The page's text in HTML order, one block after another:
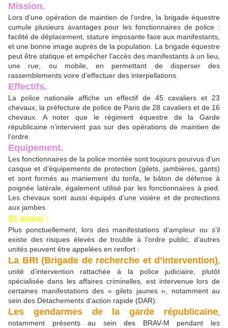
Mission.
Lors d’une opération de maintien de l’ordre, la brigade équestre
cumule plusieurs avantages pour les fonctionnaires de police :
facilité de déplacement, stature imposante face aux manifestants,
et une bonne image auprès de la population. La brigade équestre
peut être statique et empêcher l’accès des manifestants à un lieu,
une rue, ou mobile, en permettant de disperser des
rassemblements voire d’effectuer des interpellations.
Effectifs.
La police nationale affiche un effectif de 45 cavaliers et 23
chevaux, la préfecture de police de Paris de 28 cavaliers et de 16
chevaux. A noter que le régiment équestre de la Garde
républicaine n’intervient pas sur des opérations de maintien de
l’ordre.
Equipement.
Les fonctionnaires de la police montée sont toujours pourvus d’un
casque et d’équipements de protection (gilets, jambières, gants)
et sont formés au maniement du tonfa, le bâton de défense à
poignée latérale, également utilisé par les fonctionnaires à pied.
Les chevaux sont aussi équipés d’une visière et de protections
aux jambes.
Et aussi :
Plus ponctuellement, lors des manifestations d’ampleur ou s’il
existe des risques élevés de trouble à l’ordre public, d’autres
unités peuvent être appelées en renfort :
La BRI (Brigade de recherche et d’intervention)
unité d’intervention rattachée à la police judiciaire, plutôt
spécialisée dans les affaires criminelles, est intervenue lors de
certaines manifestations des « gilets jaunes », notamment au
sein des Détachements d’action rapide (DAR).
Les gendarmes de la garde républicaine
notamment présents au sein des BRAV-M pendant les